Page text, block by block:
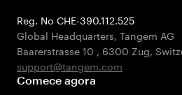
Reg. No CHE-390.112.525
Global Headquarters, Tangem AG
Baarerstrasse 10 , 6300 Zug,
support@tangem.com
Comece agora